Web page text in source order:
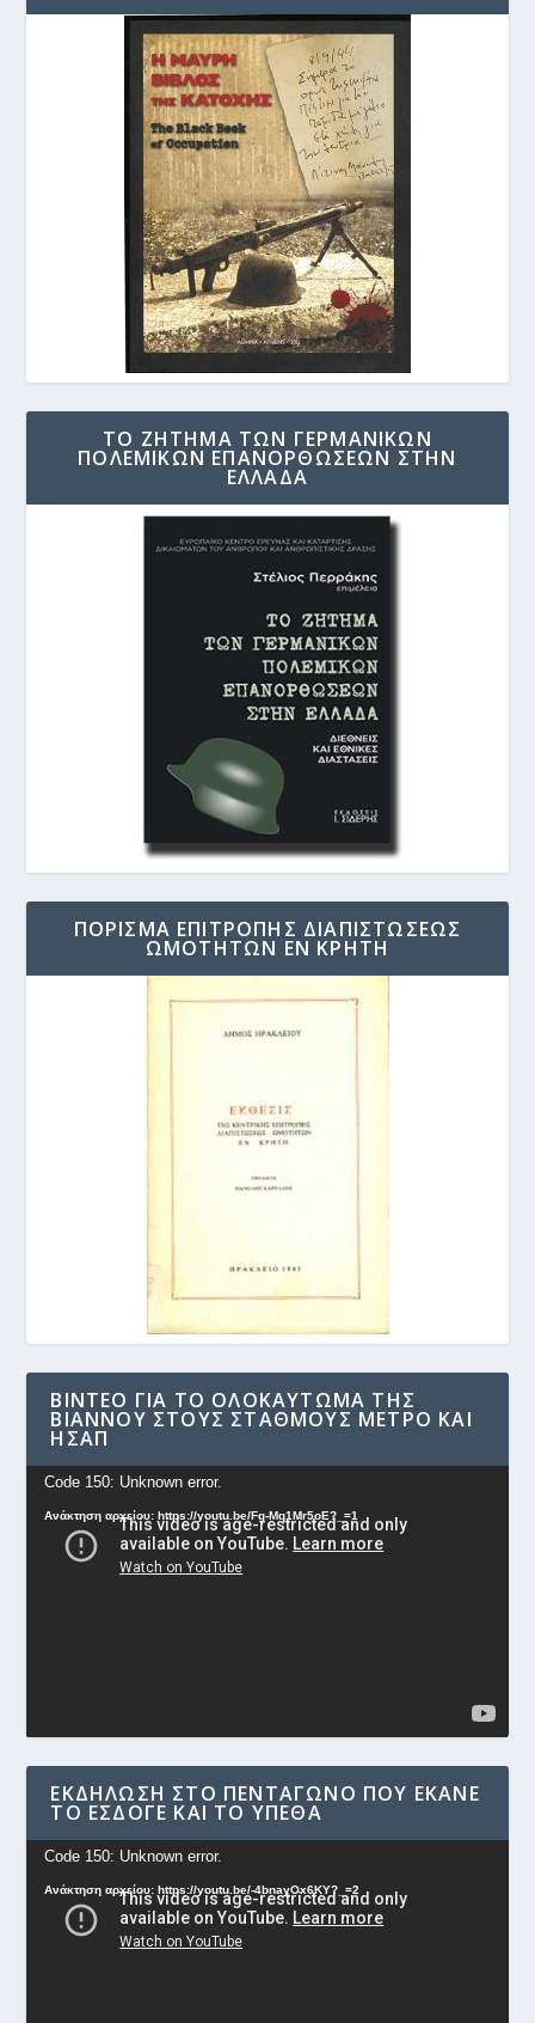
ΤΟ ΖΗΤΗΜΑ ΤΩΝ ΓΕΡΜΑΝΙΚΩΝ
ΠΟΛΕΜΙΚΩΝ ΕΠΑΝΟΡΘΩΣΕΩΝ ΣΤΗΝ
ΕΛΛΑΔΑ
ΠΟΡΙΣΜΑ ΕΠΙΤΡΟΠΗΣ ΔΙΑΠΙΣΤΩΣΕΩΣ
ΩΜΟΤΗΤΩΝ ΕΝ ΚΡΗΤΗ
ΒΊΝΤΕΟ ΓΙΑ ΤΟ ΟΛΟΚΑΎΤΩΜΑ ΤΗΣ
ΒΙΆΝΝΟΥ ΣΤΟΥΣ ΣΤΑΘΜΟΎΣ ΜΕΤΡΟ ΚΑΙ
ΗΣΑΠ
Πρόγραμμα
Αναπαραγωγής
Βίντεο
Code 150: Unknown error.
Ανάκτηση αρχείου: https://youtu.be/Fg-Mq1Mr5oE?_=1
ΕΚΔΉΛΩΣΗ ΣΤΟ ΠΕΝΤΆΓΩΝΟ ΠΟΥ ΈΚΑΝΕ
ΤΟ ΕΣΔΟΓΕ ΚΑΙ ΤΟ ΥΠΕΘΑ
Πρόγραμμα
Αναπαραγωγής
Βίντεο
Code 150: Unknown error.
Ανάκτηση αρχείου: https://youtu.be/-4bnayOx6KY?_=2